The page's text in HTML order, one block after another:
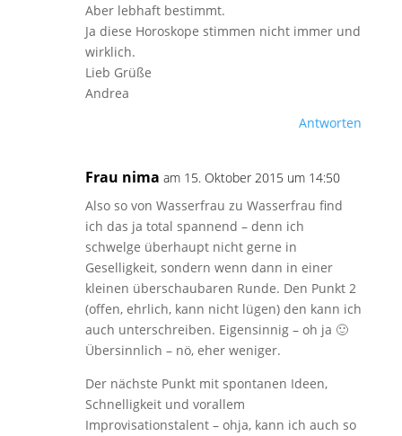
Aber lebhaft bestimmt.
Ja diese Horoskope stimmen nicht immer und
wirklich.
Lieb Grüße
Andrea
Antworten
Frau nima am 15. Oktober 2015 um 14:50
Also so von Wasserfrau zu Wasserfrau find
ich das ja total spannend – denn ich
schwelge überhaupt nicht gerne in
Geselligkeit, sondern wenn dann in einer
kleinen überschaubaren Runde. Den Punkt 2
(offen, ehrlich, kann nicht lügen) den kann ich
auch unterschreiben. Eigensinnig – oh ja 🙂
Übersinnlich – nö, eher weniger.
Der nächste Punkt mit spontanen Ideen,
Schnelligkeit und vorallem
Improvisationstalent – ohja, kann ich auch so